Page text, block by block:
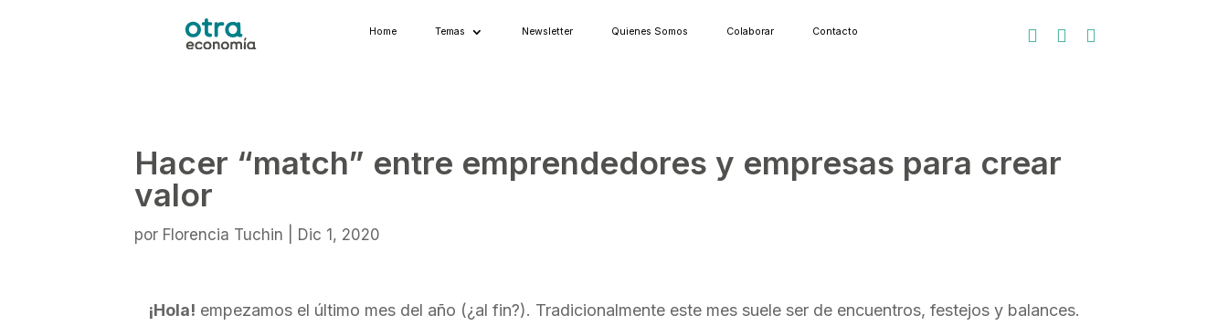
Home Temas Newsletter Quienes Somos Colaborar Contacto 


Hacer “match” entre emprendedores y empresas para crear
valor
por Florencia Tuchin Dic 1, 2020
¡Hola! empezamos el último mes del año (¿al fin?). Tradicionalmente este mes suele ser de encuentros, festejos y balances.